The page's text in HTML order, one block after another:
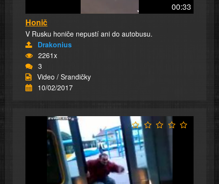
00:33
Honič
V Rusku honiče nepustí ani do autobusu.
Drakonius
2261x
3
Video / Srandičky
10/02/2017